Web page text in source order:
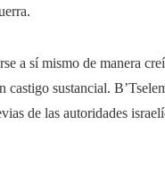
a sí mismo de manera
castigo sustancial.
de las autoridades